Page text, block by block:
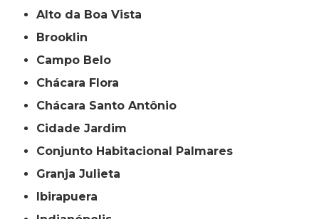
Alto da Boa Vista
Brooklin
Campo Belo
Chácara Flora
Chácara Santo Antônio
Cidade Jardim
Conjunto Habitacional Palmares
Granja Julieta
Ibirapuera